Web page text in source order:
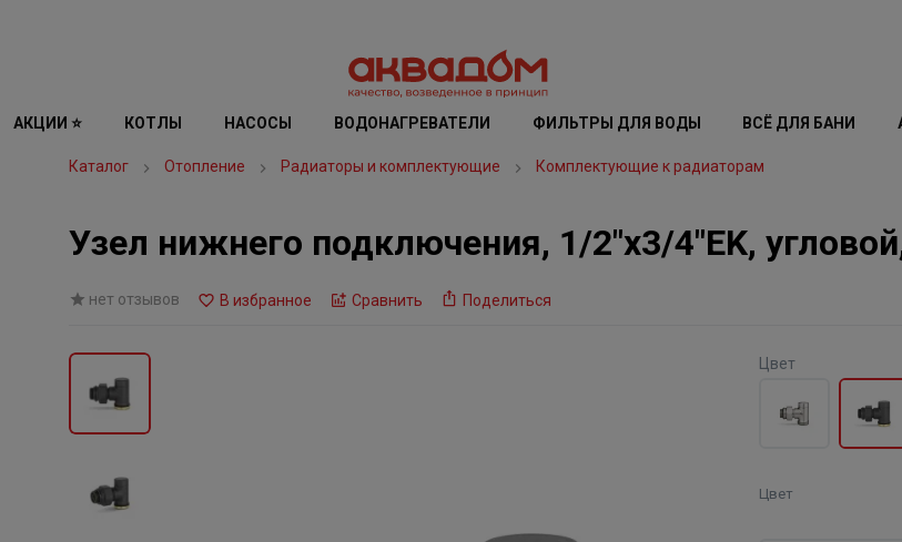
АКЦИИ ⭐ КОТЛЫ НАСОСЫ ВОДОНАГРЕВАТЕЛИ ФИЛЬТРЫ ДЛЯ ВОДЫ ВСЁ ДЛЯ БАНИ
Каталог Отопление Радиаторы и комплектующие Комплектующие к радиаторам
Узел нижнего подключения, 1/2"х3/4"EK,
нет отзывов В избранное Сравнить Поделиться
Цвет
Цвет